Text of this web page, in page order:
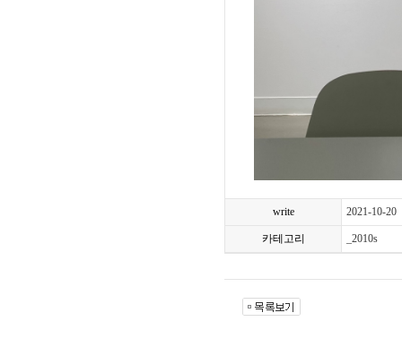
write 2021-10-20
카테고리 _2010s